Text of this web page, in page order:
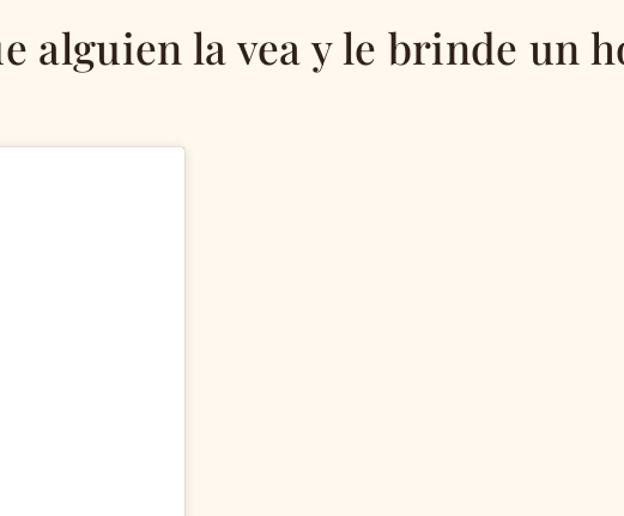
alguien la vea y le brinde un